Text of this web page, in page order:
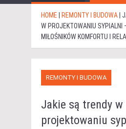
HOME REMONTY I BUDOWA
W PROJEKTOWANIU SYPIALNI
MIŁOŚNIKÓW KOMFORTU I
REMONTY I BUDOWA
Jakie są trendy w
projektowaniu